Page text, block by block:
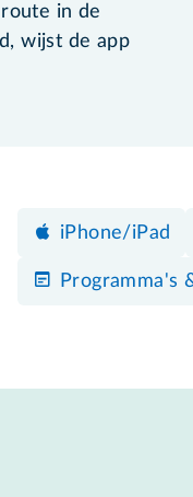
in de
wijst de app
iPhone/iPad
Programma's